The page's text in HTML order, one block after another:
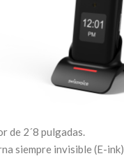
de 2´8 pulgadas.
siempre invisible (E-ink).